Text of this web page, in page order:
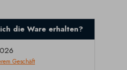
die Ware erhalten?
Geschäft